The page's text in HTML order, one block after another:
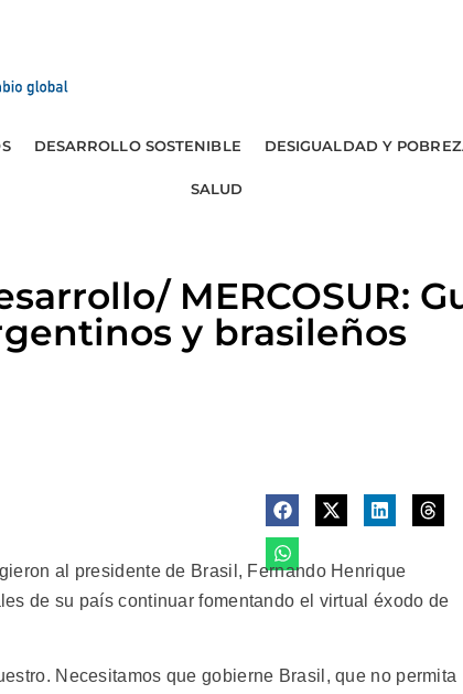
DESARROLLO SOSTENIBLE DESIGUALDAD Y
SALUD
MERCOSUR:
y brasileños
al presidente de Brasil, Fernando Henrique
de su país continuar fomentando el virtual éxodo de
Necesitamos que gobierne Brasil, que no permita